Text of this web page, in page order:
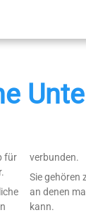
für
verbunden.
Sie gehören
an denen
kann.